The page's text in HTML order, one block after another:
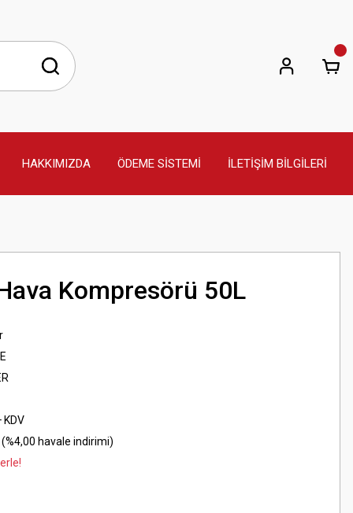
HAKKIMIZDA ÖDEME SİSTEMİ İLETİŞİM BİLGİLERİ
Kompresörü 50L
KDV
havale indirimi)